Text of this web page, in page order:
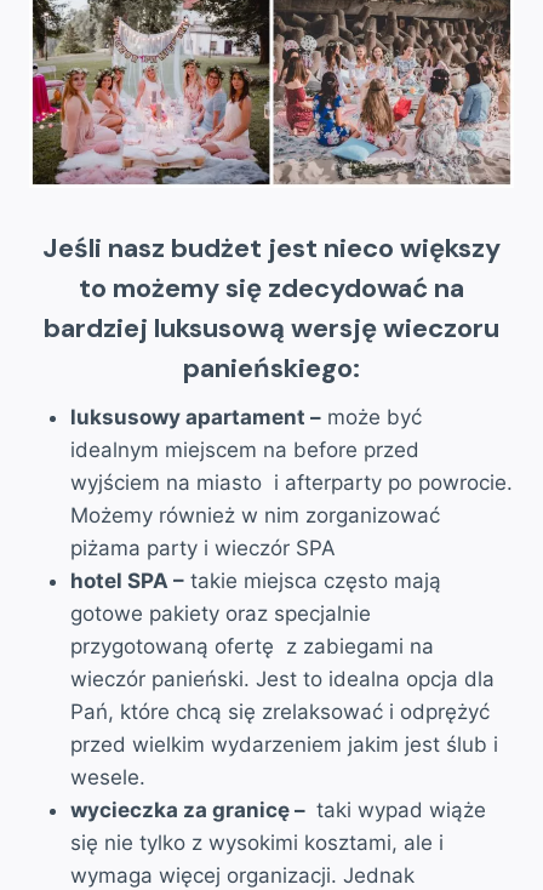
Jeśli nasz budżet jest nieco większy
to możemy się zdecydować na
bardziej luksusową wersję wieczoru
panieńskiego:
luksusowy apartament – może być
idealnym miejscem na before przed
wyjściem na miasto i afterparty po powrocie.
Możemy również w nim zorganizować
piżama party i wieczór SPA
hotel SPA – takie miejsca często mają
gotowe pakiety oraz specjalnie
przygotowaną ofertę z zabiegami na
wieczór panieński. Jest to idealna opcja dla
Pań, które chcą się zrelaksować i odprężyć
przed wielkim wydarzeniem jakim jest ślub i
wesele.
wycieczka za granicę – taki wypad wiąże
się nie tylko z wysokimi kosztami, ale i
wymaga więcej organizacji. Jednak